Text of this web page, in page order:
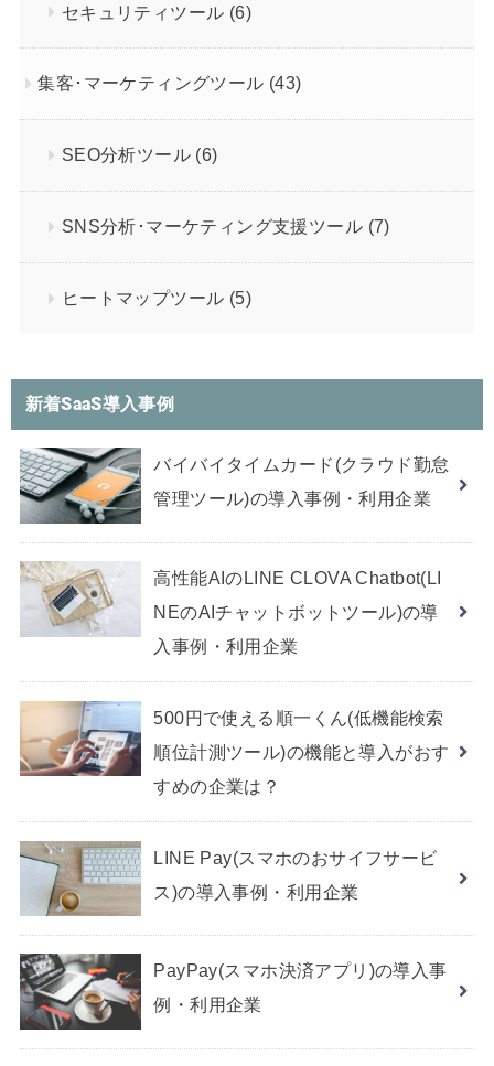
セキュリティツール (6)
集客･マーケティングツール (43)
SEO分析ツール (6)
SNS分析･マーケティング支援ツール (7)
ヒートマップツール (5)
新着SaaS導入事例
バイバイタイムカード(クラウド勤怠
管理ツール)の導入事例・利用企業
高性能AIのLINE CLOVA Chatbot(LI
NEのAIチャットボットツール)の導
入事例・利用企業
500円で使える順一くん(低機能検索
順位計測ツール)の機能と導入がおす
すめの企業は？
LINE Pay(スマホのおサイフサービ
ス)の導入事例・利用企業
PayPay(スマホ決済アプリ)の導入事
例・利用企業